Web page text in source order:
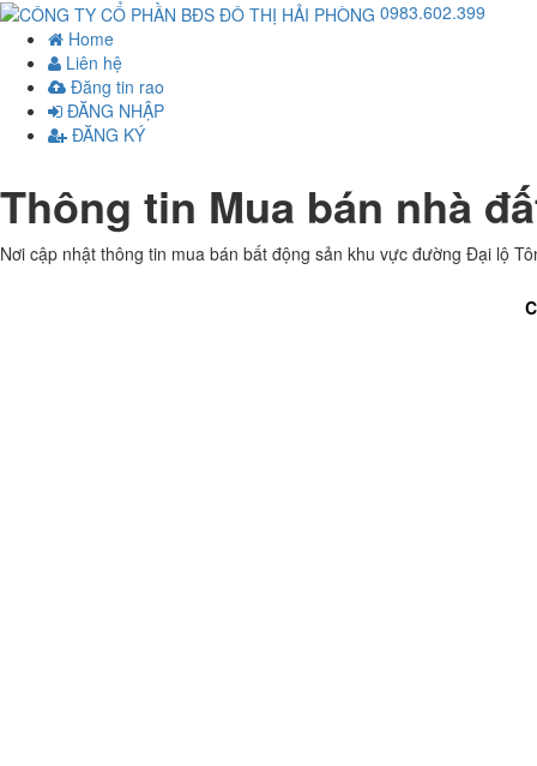
0983.602.399
Home
Liên hệ
Đăng tin rao
ĐĂNG NHẬP
ĐĂNG KÝ
Thông tin Mua bán nhà
Nơi cập nhật thông tin mua bán bất động sản khu vực đường Đại lộ